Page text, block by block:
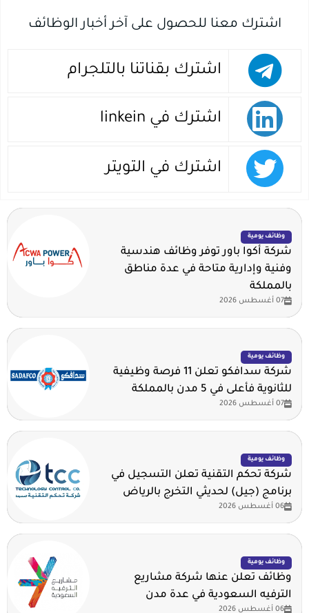
اشترك معنا للحصول على آخر أخبار الوظائف
اشترك بقناتنا بالتلجرام
اشترك في linkein
اشترك في التويتر
وظائف يومية
شركة أكوا باور توفر وظائف هندسية
وفنية وإدارية متاحة في عدة مناطق
بالمملكة
07 أغسطس 2026
وظائف يومية
شركة سدافكو تعلن 11 فرصة وظيفية
للثانوية فأعلى في 5 مدن بالمملكة
07 أغسطس 2026
وظائف يومية
شركة تحكم التقنية تعلن التسجيل في
برنامج (جيل) لحديثي التخرج بالرياض
06 أغسطس 2026
وظائف يومية
وظائف تعلن عنها شركة مشاريع
الترفيه السعودية في عدة مدن
06 أغسطس 2026